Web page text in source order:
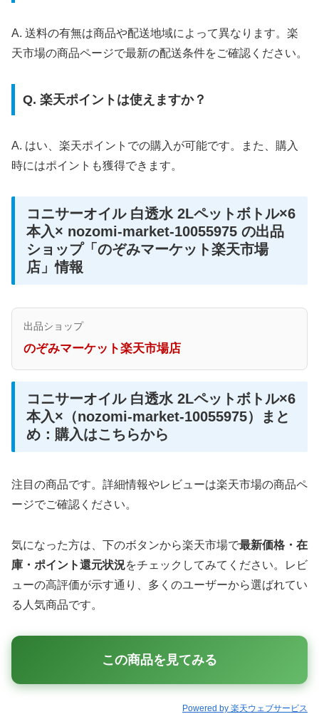
A. 送料の有無は商品や配送地域によって異なります。楽
天市場の商品ページで最新の配送条件をご確認ください。
Q. 楽天ポイントは使えますか？
A. はい、楽天ポイントでの購入が可能です。また、購入
時にはポイントも獲得できます。
コニサーオイル 白透水 2Lペットボトル×6
本入× nozomi-market-10055975 の出品
ショップ「のぞみマーケット楽天市場
店」情報
出品ショップ
のぞみマーケット楽天市場店
コニサーオイル 白透水 2Lペットボトル×6
本入×（nozomi-market-10055975）まと
め：購入はこちらから
注目の商品です。詳細情報やレビューは楽天市場の商品ペ
ージでご確認ください。
気になった方は、下のボタンから楽天市場で最新価格・在
庫・ポイント還元状況をチェックしてみてください。レビ
ューの高評価が示す通り、多くのユーザーから選ばれてい
る人気商品です。
この商品を見てみる
Powered by 楽天ウェブサービス